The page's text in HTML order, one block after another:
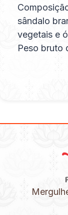
sândalo
vegetais e
Peso bruto